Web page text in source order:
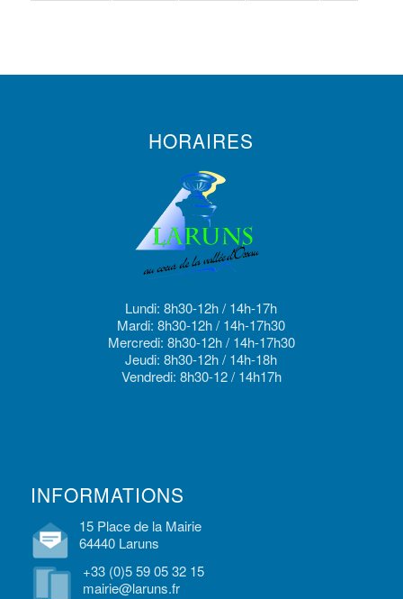
HORAIRES
Lundi: 8h30-12h / 14h-17h
Mardi: 8h30-12h / 14h-17h30
Mercredi: 8h30-12h / 14h-17h30
Jeudi: 8h30-12h / 14h-18h
Vendredi: 8h30-12 / 14h17h
INFORMATIONS
15 Place de la Mairie
64440 Laruns
+33 (0)5 59 05 32 15
mairie@laruns.fr